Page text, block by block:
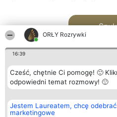
ORŁY Rozrywki
16:39
Cześć, chętnie Ci pomogę! 🙂
odpowiedni temat rozmowy! 🙂
Jestem Laureatem, chcę odebrać
marketingowe
Organizator plebiscytu
Bright Side Solutions sp. z o.
o. sp. k.
Laureaci